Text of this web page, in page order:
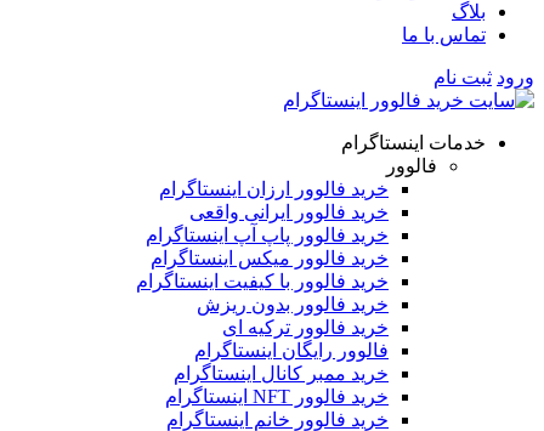
بلاگ
تماس با ما
ورود ثبت نام
خدمات اینستاگرام
فالوور
خرید فالوور ارزان اینستاگرام
خرید فالوور ایرانی واقعی
خرید فالوور پاپ آپ اینستاگرام
خرید فالوور میکس اینستاگرام
خرید فالوور با کیفیت اینستاگرام
خرید فالوور بدون ریزش
خرید فالوور ترکیه ای
فالوور رایگان اینستاگرام
خرید ممبر کانال اینستاگرام
خرید فالوور NFT اینستاگرام
خرید فالوور خانم اینستاگرام